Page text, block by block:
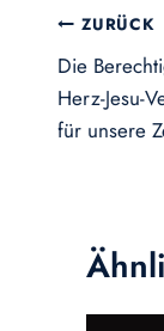
ZURÜCK
Die
Herz-Jesu-
für unsere